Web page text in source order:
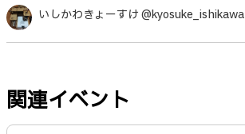
いしかわきょーすけ @kyosuke_ishikawa
関連イベント